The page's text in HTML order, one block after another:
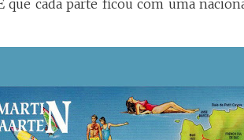
que cada parte ficou com uma